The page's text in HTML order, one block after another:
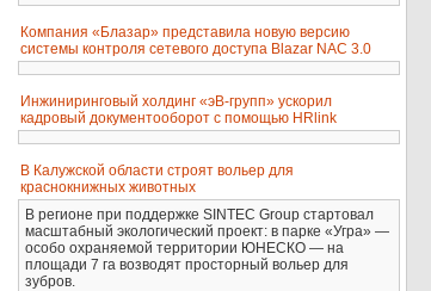
Компания «Блазар» представила новую версию
системы контроля сетевого доступа Blazar NAC 3.0
Инжиниринговый холдинг «эВ-групп» ускорил
кадровый документооборот с помощью HRlink
В Калужской области строят вольер для
краснокнижных животных
В регионе при поддержке SINTEC Group стартовал
масштабный экологический проект: в парке «Угра» —
особо охраняемой территории ЮНЕСКО — на
площади 7 га возводят просторный вольер для
зубров.